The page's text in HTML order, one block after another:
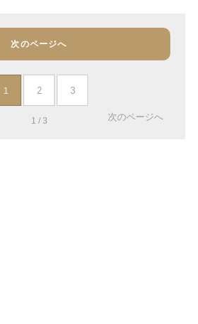
次のページへ
1 2 3
1 / 3 次のページへ